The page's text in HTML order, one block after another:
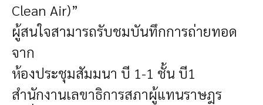
Clean Air)”
ผู้สนใจสามารถรับชมบันทึกการถ่ายทอด
จาก
ห้องประชุมสัมมนา บี 1-1 ชั้น บี1
สำนักงานเลขาธิการสภาผู้แทนราษฎร